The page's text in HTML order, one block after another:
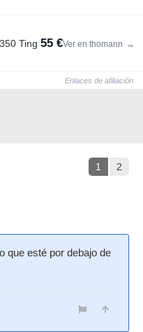
Ting 55 €Ver en thomann →
Enlaces de afiliación
1 2
que esté por debajo de